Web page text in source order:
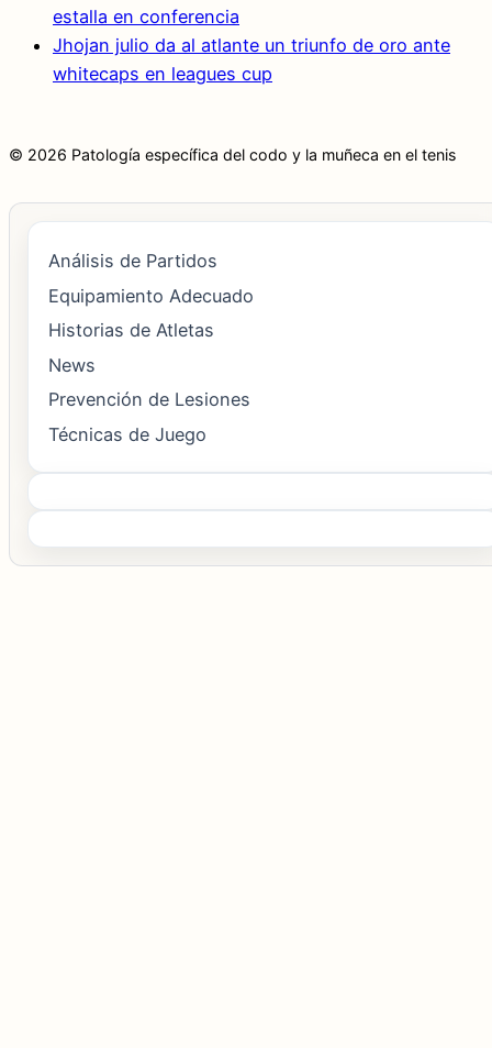
estalla en conferencia
Jhojan julio da al atlante un triunfo de oro ante
whitecaps en leagues cup
© 2026 Patología específica del codo y la muñeca en el tenis
Análisis de Partidos
Equipamiento Adecuado
Historias de Atletas
News
Prevención de Lesiones
Técnicas de Juego